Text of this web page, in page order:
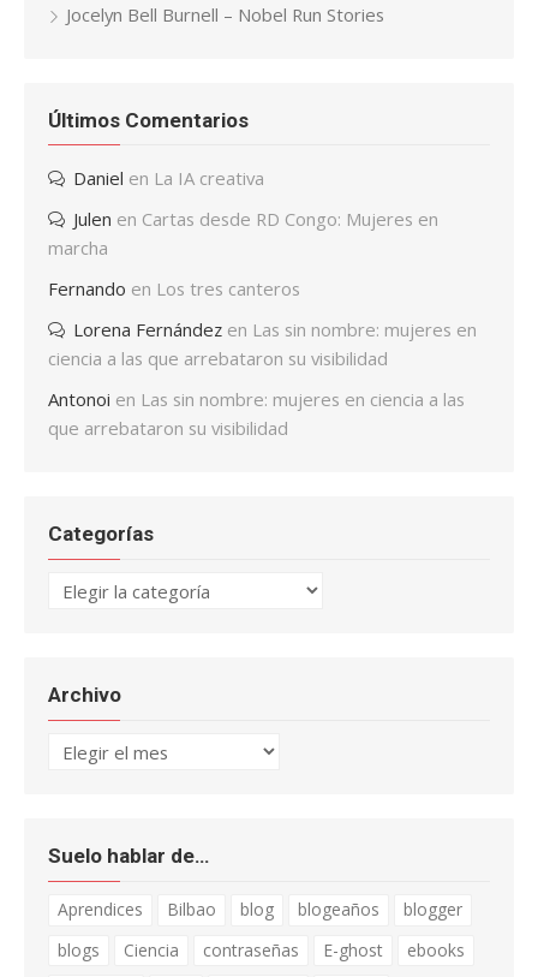
Jocelyn Bell Burnell – Nobel Run Stories
Últimos Comentarios
Daniel en La IA creativa
Julen en Cartas desde RD Congo: Mujeres en
marcha
Fernando en Los tres canteros
Lorena Fernández en Las sin nombre: mujeres en
ciencia a las que arrebataron su visibilidad
Antonoi en Las sin nombre: mujeres en ciencia a las
que arrebataron su visibilidad
Categorías
Categorías
Archivo
Archivo
Suelo hablar de…
Aprendices Bilbao blog blogeaños
blogger
blogs
Ciencia contraseñas E-ghost
ebooks